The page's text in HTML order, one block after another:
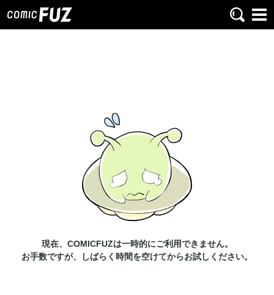
現在、COMICFUZは一時的にご利用できません。
お手数ですが、しばらく時間を空けてからお試しください。